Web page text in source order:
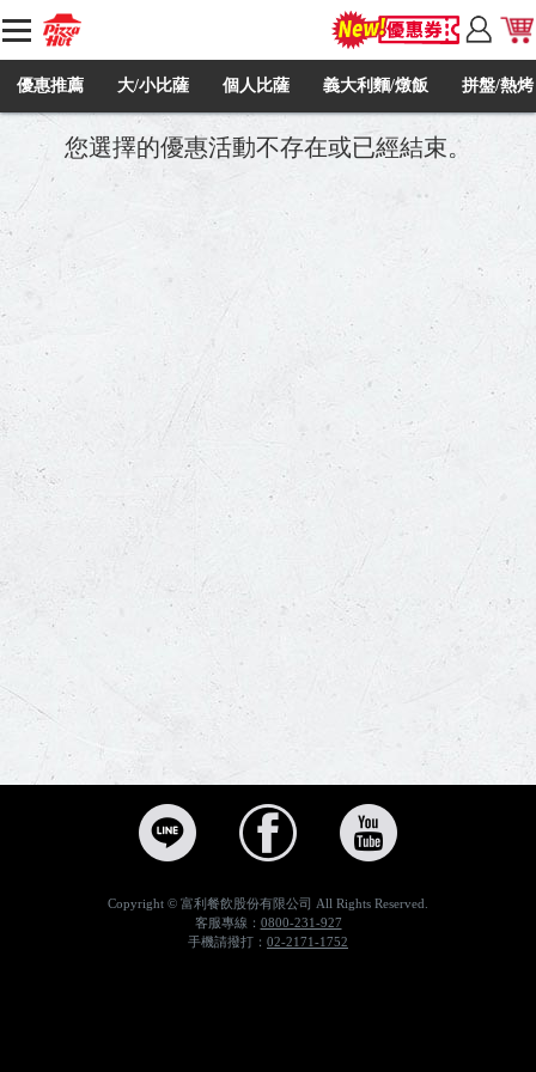
優惠推薦 大/小比薩 個人比薩 義大利麵/燉飯 拼盤/熱烤
您選擇的優惠活動不存在或已經結束。
我的專屬優惠，優惠推薦，外送外帶比薩線上訂，美味迅速，各種披薩優惠分享、獨享餐 | Pizza Hut 必勝客，我的專屬優惠，優惠推薦，Pizza Hut 必勝客安心送Hot到家，多種比薩拼盤美味套餐任你選，不管是一人獨享、二人歡聚或是四人以上派對，都能依人數量身打造最適合的超值優惠套餐，讓你用最划算的方式點到最豐盛的餐點。，必勝客,PizzaHut,比薩,披薩,pizza,安心送,Hot到家,網路訂購,外送,外帶,外帶買大送大,比薩外送,披薩外送
Copyright © 富利餐飲股份有限公司 All Rights Reserved.
客服專線： 0800-231-927
手機請撥打： 02-2171-1752